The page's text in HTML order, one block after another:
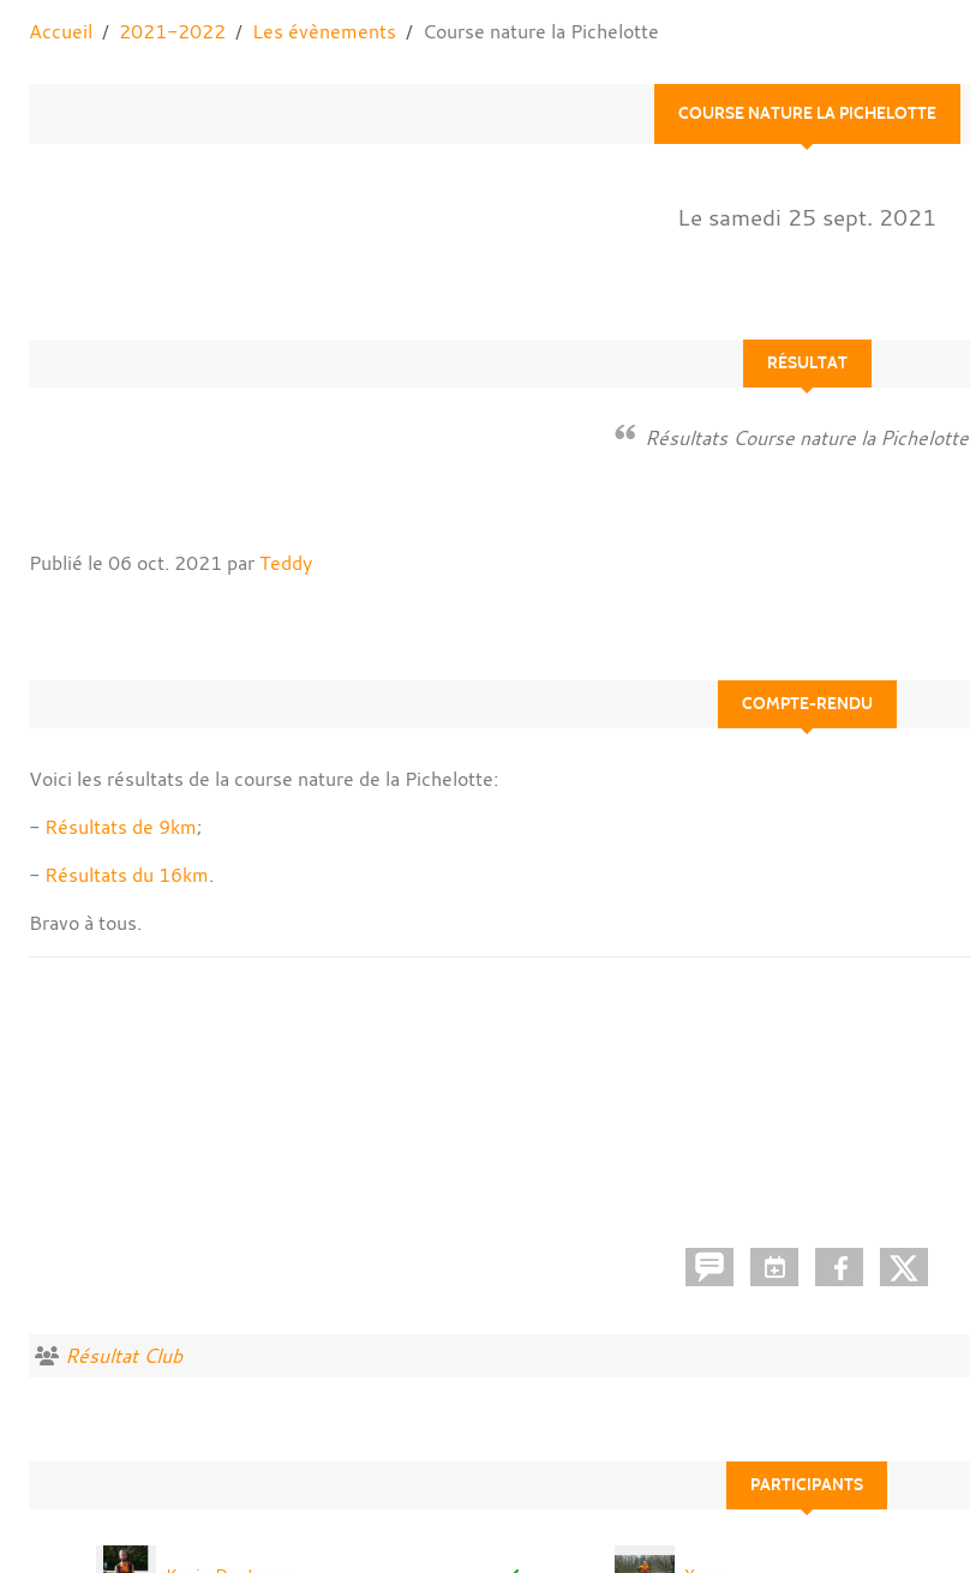
Accueil 2021-2022 Les évènements Course nature la Pichelotte
COURSE NATURE LA PICHELOTTE
Le samedi 25 sept. 2021
RÉSULTAT
Résultats Course nature la Pichelotte
Publié le 06 oct. 2021 parTeddy
COMPTE-RENDU
Voici les résultats de la course nature de la Pichelotte:
- Résultats de 9km;
- Résultats du 16km.
Bravo à tous.
Résultat Club
PARTICIPANTS